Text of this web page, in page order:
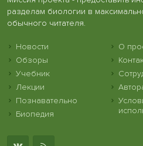
разделам биологии в
обычного читателя.
Новости
Обзоры
Учебник
Лекции
Познавательно
Биопедия
О